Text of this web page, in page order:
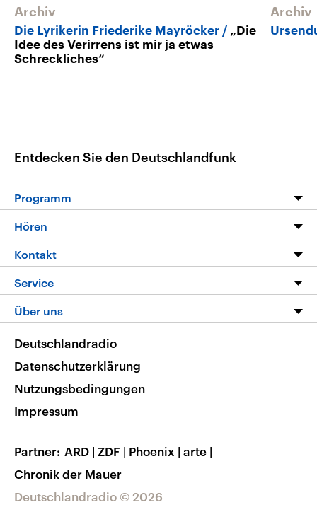
Archiv
Die Lyrikerin Friederike Mayröcker
„Die
Idee des Verirrens ist mir ja etwas
Schreckliches“
Archiv
Entdecken Sie den Deutschlandfunk
Programm
Programm
Die Nachrichten
Nachrichtenleicht
Neue Beiträge auf dlf.de
Hören
Livestream
Podcasts
Deutschlandfunk App
Nachrichten App
Frequenzen
Kontakt
Hörerservice
Service
FAQ
Veranstaltungen
Musikliste
RSS
Über uns
Barrierefreiheit
Deutschlandradio © 2026
Deutschlandradio
Datenschutzerklärung
Nutzungsbedingungen
Impressum
Partner ARD | ZDF | Phoenix | arte |
Chronik der Mauer